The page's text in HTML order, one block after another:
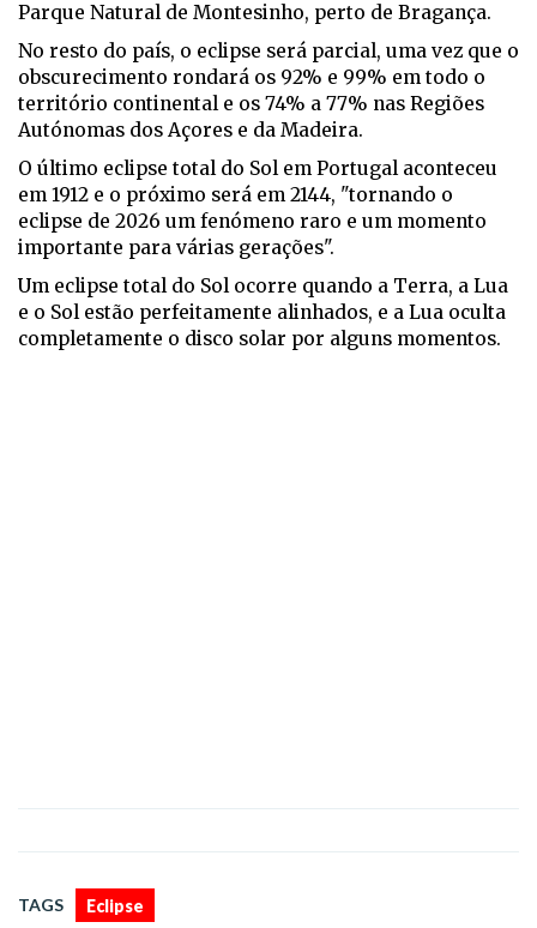
Parque Natural de Montesinho, perto de Bragança.
No resto do país, o eclipse será parcial, uma vez que o
obscurecimento rondará os 92% e 99% em todo o
território continental e os 74% a 77% nas Regiões
Autónomas dos Açores e da Madeira.
O último eclipse total do Sol em Portugal aconteceu
em 1912 e o próximo será em 2144, "tornando o
eclipse de 2026 um fenómeno raro e um momento
importante para várias gerações".
Um eclipse total do Sol ocorre quando a Terra, a Lua
e o Sol estão perfeitamente alinhados, e a Lua oculta
completamente o disco solar por alguns momentos.
TAGS Eclipse